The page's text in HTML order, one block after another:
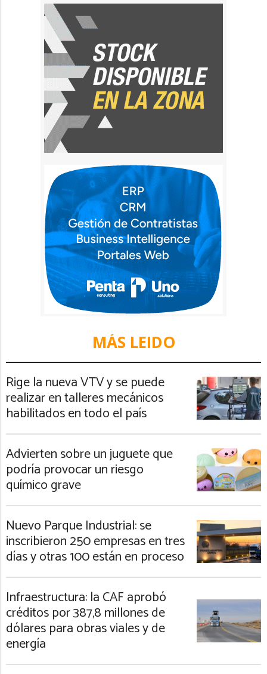
MÁS LEIDO
Rige la nueva VTV y se puede
realizar en talleres mecánicos
habilitados en todo el país
Advierten sobre un juguete que
podría provocar un riesgo
químico grave
Nuevo Parque Industrial: se
inscribieron 250 empresas en tres
días y otras 100 están en proceso
Infraestructura: la CAF aprobó
créditos por 387,8 millones de
dólares para obras viales y de
energía